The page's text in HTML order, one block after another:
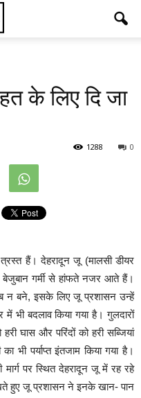
के लिए दि जा
0
1288
हैं। देहरादून जू (मालसी डीयर
बेजुबान गर्मी से हांफते नजर आते हैं।
न बने, इसके लिए जू प्रशासन उन्हें
भी बदलाव किया गया है। गुलदारों
हरी घास और परिंदों को हरी सब्जियां
भी पर्याप्त इंतजाम किया गया है।
पर स्थित देहरादून जू में रह रहे
हुए जू प्रशासन ने इनके खान- पान